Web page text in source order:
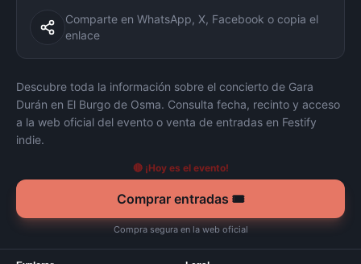
Comparte en WhatsApp, X, Facebook o copia el
enlace
Descubre toda la información sobre el concierto de Gara
Durán en El Burgo de Osma. Consulta fecha, recinto y acceso
a la web oficial del evento o venta de entradas en Festify
indie.
🔴 ¡Hoy es el evento!
Comprar entradas 🎟️
Compra segura en la web oficial